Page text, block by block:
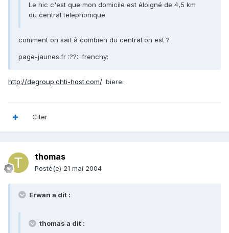
Le hic c'est que mon domicile est éloigné de 4,5 km
du central telephonique
comment on sait à combien du central on est ?
page-jaunes.fr :??: :frenchy:
http://degroup.chti-host.com/ :biere:
Citer
thomas
Posté(e) 21 mai 2004
Erwan a dit :
thomas a dit :